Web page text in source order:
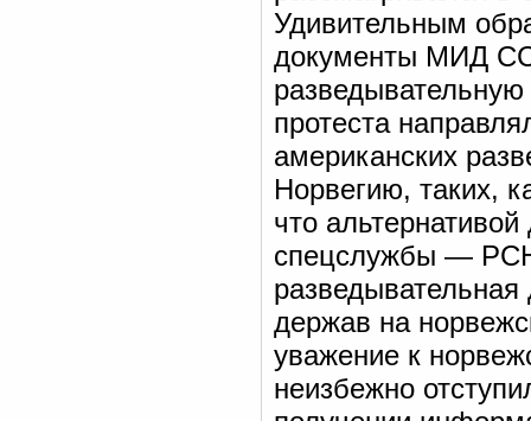
Удивительным
документы МИД
протеста
американских
Норвегию, таких,
что
спецслужбы —
держав на
уважение к
неизбежно